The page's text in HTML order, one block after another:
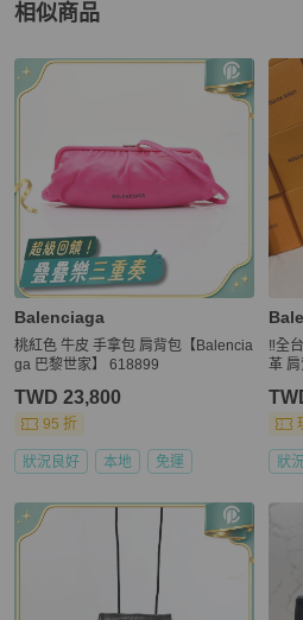
相似商品
更多相似Balenciaga女士錢包 / 小皮
Balenciaga
桃紅色 牛皮 手拿包 肩背包【Balencia
ga 巴黎世家】 618899
TWD 23,800
95 折
狀況良好 本地 免運
‼️全
革
狀